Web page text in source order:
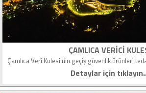
ÇAMLICA VERICI
Çamlıca Veri Kulesi'nin geçiş güvenlik ürünleri
Detaylar için